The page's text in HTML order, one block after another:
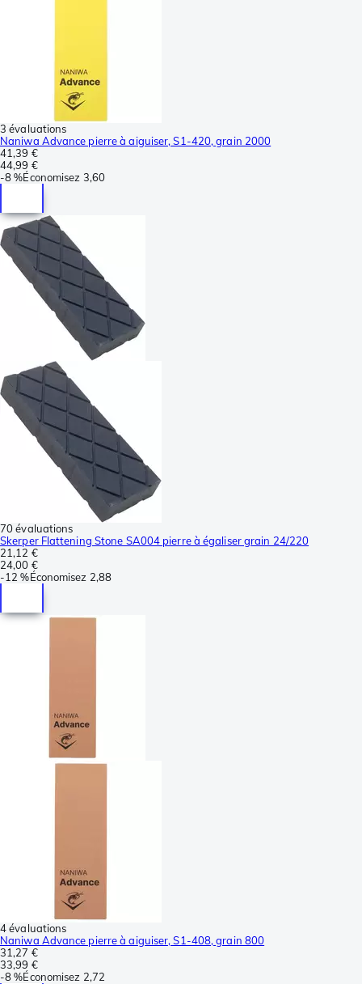
3 évaluations
Naniwa Advance pierre à aiguiser, S1-420, grain 2000
41,39 €
44,99 €
-8 %Économisez 3,60
70 évaluations
Skerper Flattening Stone SA004 pierre à égaliser grain 24/220
21,12 €
24,00 €
-12 %Économisez 2,88
4 évaluations
Naniwa Advance pierre à aiguiser, S1-408, grain 800
31,27 €
33,99 €
-8 %Économisez 2,72